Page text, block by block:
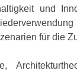
und
für die